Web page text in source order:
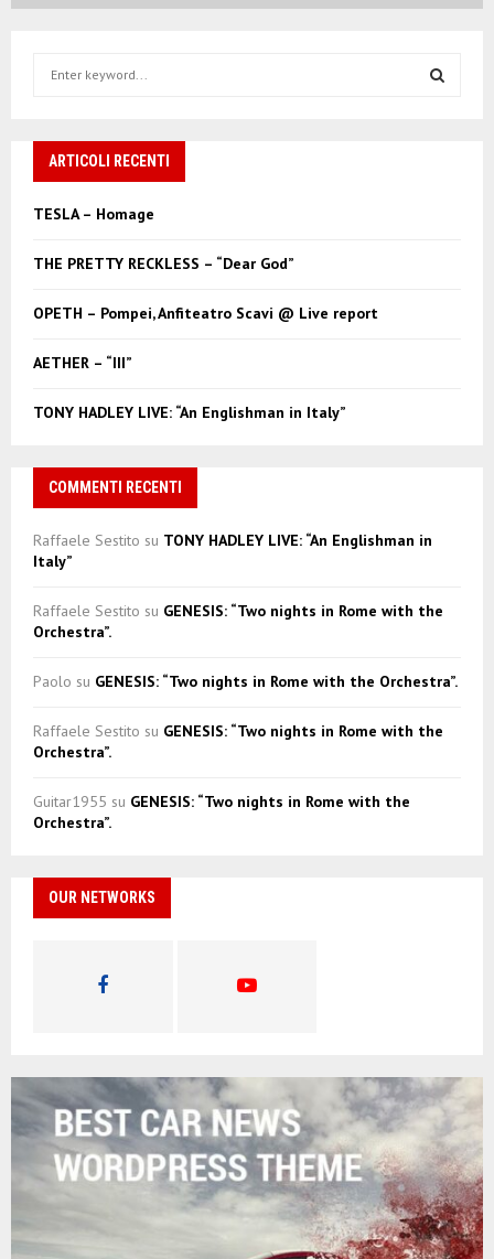
h
o
ARTICOLI RECENTI
TESLA – Homage
THE PRETTY RECKLESS – “Dear God”
OPETH – Pompei, Anfiteatro Scavi @ Live report
AETHER – “III”
TONY HADLEY LIVE: “An Englishman in Italy”
COMMENTI RECENTI
Raffaele Sestito su TONY HADLEY LIVE: “An Englishman in
Italy”
Raffaele Sestito su GENESIS: “Two nights in Rome with the
Orchestra”.
Paolo su GENESIS: “Two nights in Rome with the Orchestra”.
Raffaele Sestito su GENESIS: “Two nights in Rome with the
Orchestra”.
Guitar1955 su GENESIS: “Two nights in Rome with the
Orchestra”.
OUR NETWORKS